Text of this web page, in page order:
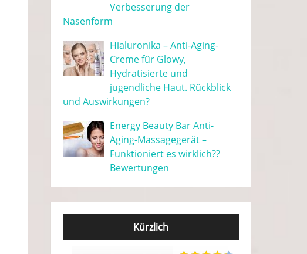
Verbesserung der
Nasenform
Hialuronika – Anti-Aging-
Creme für Glowy,
Hydratisierte und
jugendliche Haut. Rückblick
und Auswirkungen?
Energy Beauty Bar Anti-
Aging-Massagegerät –
Funktioniert es wirklich??
Bewertungen
Kürzlich